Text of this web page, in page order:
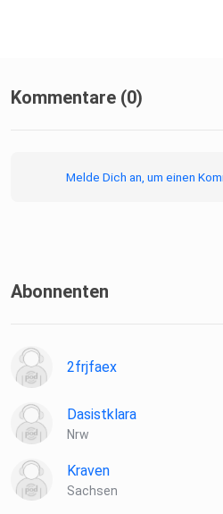
Kommentare (0)
Melde Dich an, um einen
Abonnenten
2frjfaex
Dasistklara
Nrw
Kraven
Sachsen